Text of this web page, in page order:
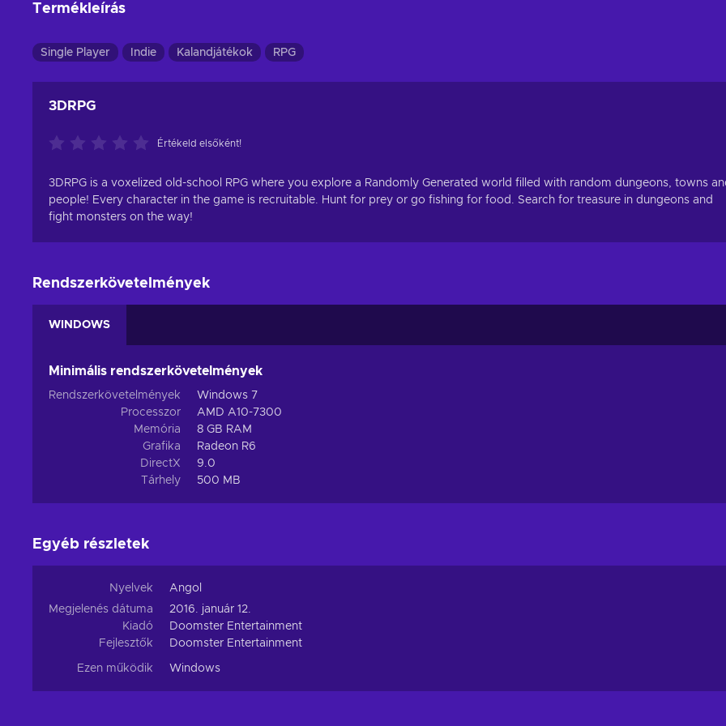
Termékleírás
Single Player Indie Kalandjátékok RPG
3DRPG
Értékeld elsőként!
3DRPG is a voxelized old-school RPG where you explore a Randomly Generated world filled with random dungeons, towns
people! Every character in the game is recruitable. Hunt for prey or go fishing for food. Search for treasure in dungeons and
fight monsters on the way!
Rendszerkövetelmények
WINDOWS
Minimális rendszerkövetelmények
Rendszerkövetelmények
Windows 7
Processzor
AMD A10-7300
Memória
8 GB RAM
Grafika
Radeon R6
DirectX
9.0
Tárhely
500 MB
Egyéb részletek
Nyelvek
Angol
Megjelenés dátuma
2016. január 12.
Kiadó
Doomster Entertainment
Fejlesztők
Doomster Entertainment
Ezen működik Windows